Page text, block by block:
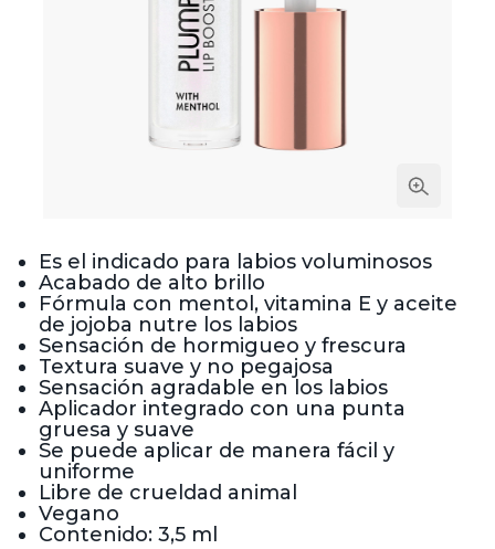
Es el indicado para labios voluminosos
Acabado de alto brillo
Fórmula con mentol, vitamina E y aceite
de jojoba nutre los labios
Sensación de hormigueo y frescura
Textura suave y no pegajosa
Sensación agradable en los labios
Aplicador integrado con una punta
gruesa y suave
Se puede aplicar de manera fácil y
uniforme
Libre de crueldad animal
Vegano
Contenido: 3,5 ml